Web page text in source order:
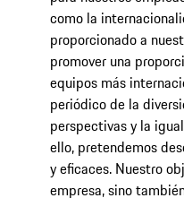
como la
proporcionado a
promover una
equipos más
periódico de la
perspectivas y la
ello, pretendemos
y eficaces. Nuestro
empresa, sino